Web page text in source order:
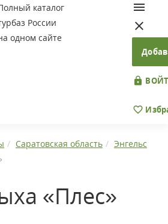
каталог
России
одном сайте
Саратовская область
Энгельс
«Плес»